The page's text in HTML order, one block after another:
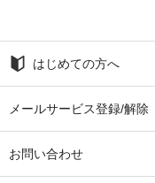
はじめての方へ
メールサービス登録/解除
お問い合わせ